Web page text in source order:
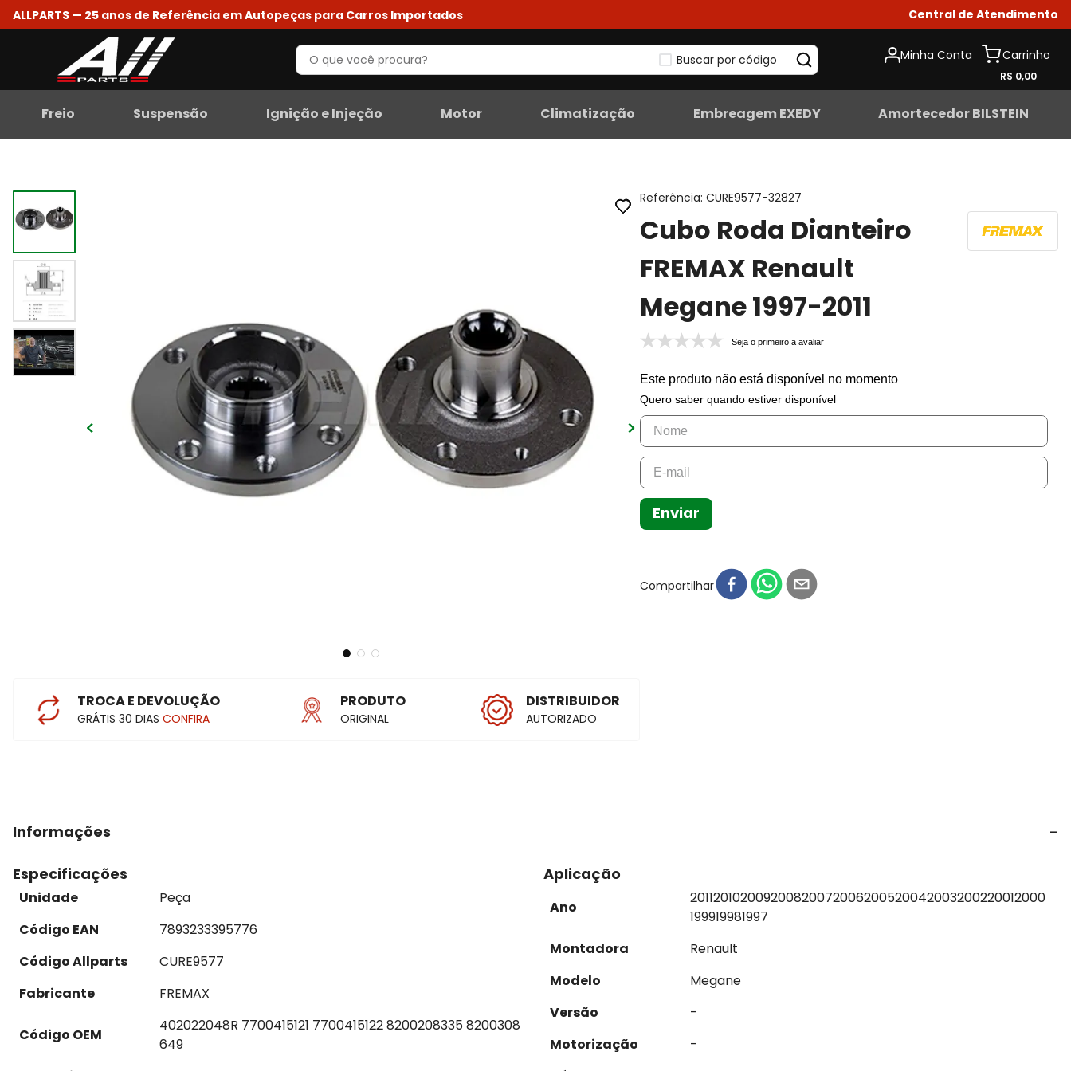
ALLPARTS — 25 anos de Referência em Autopeças para Carros Importados Central de Atendimento
Buscar por código Minha Conta
R$ 0,00
Freio Suspensão Ignição e Injeção Motor Climatização Embreagem EXEDY Amortecedor BILSTEIN
TROCA E DEVOLUÇÃO
GRÁTIS 30 DIAS CONFIRA
PRODUTO
ORIGINAL
DISTRIBUIDOR
AUTORIZADO
Referência:CURE9577-32827
Cubo Roda Dianteiro
FREMAX Renault
Megane 1997-2011
Seja o primeiro a avaliar
Este produto não está disponível no momento
Quero saber quando estiver disponível
Enviar
Compartilhar
Informações
Especificações
Unidade
Peça
Código EAN
7893233395776
Código Allparts
CURE9577
Fabricante
FREMAX
Código OEM
402022048R 7700415121 7700415122 8200208335 8200308
649
Aplicação
Ano
201120102009200820072006200520042003200220012000
199919981997
Montadora
Renault
Modelo
Megane
Versão
-
Motorização
-